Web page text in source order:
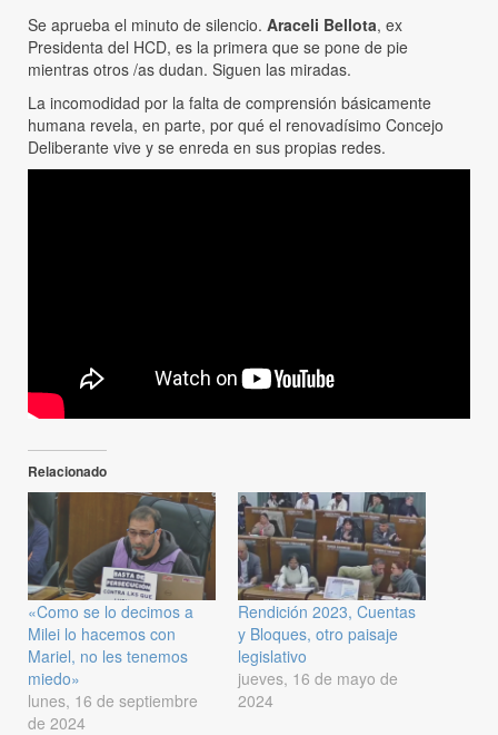
Se aprueba el minuto de silencio. Araceli Bellota, ex
Presidenta del HCD, es la primera que se pone de pie
mientras otros /as dudan. Siguen las miradas.
La incomodidad por la falta de comprensión básicamente
humana revela, en parte, por qué el renovadísimo Concejo
Deliberante vive y se enreda en sus propias redes.
Relacionado
«Como se lo decimos a
Milei lo hacemos con
Mariel, no les tenemos
miedo»
lunes, 16 de septiembre
de 2024
Rendición 2023, Cuentas
y Bloques, otro paisaje
legislativo
jueves, 16 de mayo de
2024